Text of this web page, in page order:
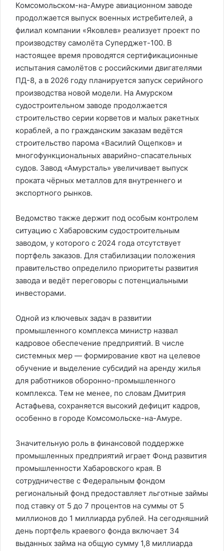
Комсомольском-на-Амуре авиационном заводе
продолжается выпуск военных истребителей, а
филиал компании «Яковлев» реализует проект по
производству самолёта Суперджет-100. В
настоящее время проводятся сертификационные
испытания самолётов с российскими двигателями
ПД-8, а в 2026 году планируется запуск серийного
производства новой модели. На Амурском
судостроительном заводе продолжается
строительство серии корветов и малых ракетных
кораблей, а по гражданским заказам ведётся
строительство парома «Василий Ощепков» и
многофункциональных аварийно-спасательных
судов. Завод «Амурсталь» увеличивает выпуск
проката чёрных металлов для внутреннего и
экспортного рынков.
Ведомство также держит под особым контролем
ситуацию с Хабаровским судостроительным
заводом, у которого с 2024 года отсутствует
портфель заказов. Для стабилизации положения
правительство определило приоритеты развития
завода и ведёт переговоры с потенциальными
инвесторами.
Одной из ключевых задач в развитии
промышленного комплекса министр назвал
кадровое обеспечение предприятий. В числе
системных мер — формирование квот на целевое
обучение и выделение субсидий на аренду жилья
для работников оборонно-промышленного
комплекса. Тем не менее, по словам Дмитрия
Астафьева, сохраняется высокий дефицит кадров,
особенно в городе Комсомольске-на-Амуре.
Значительную роль в финансовой поддержке
промышленных предприятий играет Фонд развития
промышленности Хабаровского края. В
сотрудничестве с Федеральным фондом
региональный фонд предоставляет льготные займы
под ставку от 5 до 7 процентов на суммы от 5
миллионов до 1 миллиарда рублей. На сегодняшний
день портфель краевого фонда включает 34
выданных займа на общую сумму 1,8 миллиарда